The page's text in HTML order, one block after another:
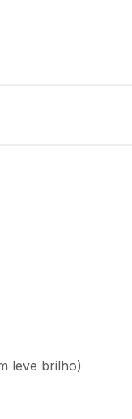
leve brilho)